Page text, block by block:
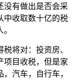
没有做出是否会采
中收取数十亿的税
将对：投资房、
项目收税，但是家
汽车，自行车，